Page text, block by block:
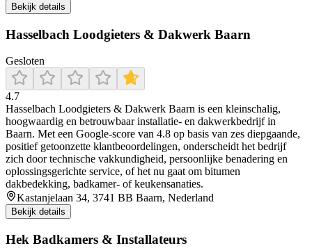
Bekijk details
Hasselbach Loodgieters & Dakwerk Baarn
Gesloten
4.7
Hasselbach Loodgieters & Dakwerk Baarn is een kleinschalig,
hoogwaardig en betrouwbaar installatie- en dakwerkbedrijf in
Baarn. Met een Google-score van 4.8 op basis van zes diepgaande,
positief getoonzette klantbeoordelingen, onderscheidt het bedrijf
zich door technische vakkundigheid, persoonlijke benadering en
oplossingsgerichte service, of het nu gaat om bitumen
dakbedekking, badkamer- of keukensanaties.
Kastanjelaan 34, 3741 BB Baarn, Nederland
Bekijk details
Hek Badkamers & Installateurs